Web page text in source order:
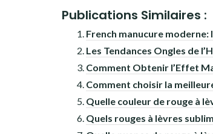
Publications Similaires :
French manucure
Les Tendances Ongles de
Comment Obtenir l’Effet
Comment choisir la
Quelle couleur de rouge à
Quels rouges à lèvres